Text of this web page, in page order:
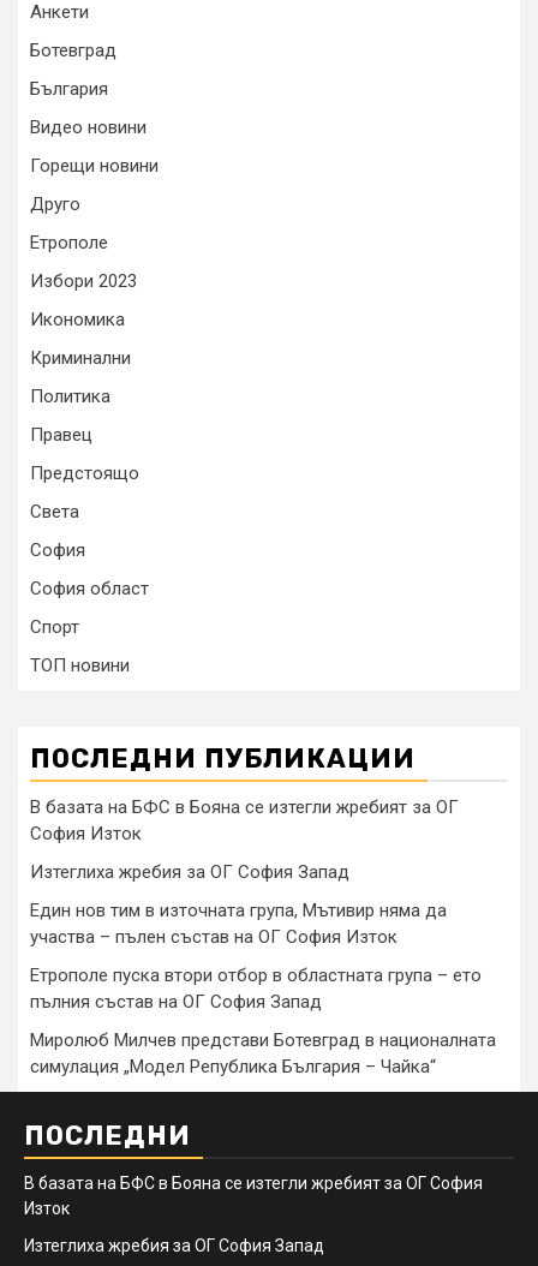
Анкети
Ботевград
България
Видео новини
Горещи новини
Друго
Етрополе
Избори 2023
Икономика
Криминални
Политика
Правец
Предстоящо
Света
София
София област
Спорт
ТОП новини
ПОСЛЕДНИ ПУБЛИКАЦИИ
В базата на БФС в Бояна се изтегли жребият за ОГ
София Изток
Изтеглиха жребия за ОГ София Запад
Един нов тим в източната група, Мътивир няма да
участва – пълен състав на ОГ София Изток
Етрополе пуска втори отбор в областната група – ето
пълния състав на ОГ София Запад
Миролюб Милчев представи Ботевград в националната
симулация „Модел Република България – Чайка“
ПОСЛЕДНИ
В базата на БФС в Бояна се изтегли жребият за ОГ София
Изток
Изтеглиха жребия за ОГ София Запад